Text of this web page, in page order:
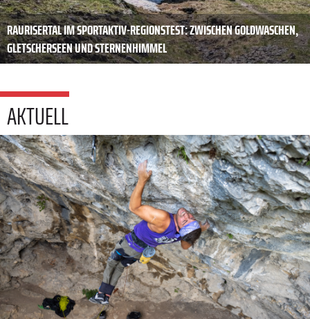
RAURISERTAL IM SPORTAKTIV-REGIONSTEST: ZWISCHEN GOLDWASCHEN,
GLETSCHERSEEN UND STERNENHIMMEL
AKTUELL